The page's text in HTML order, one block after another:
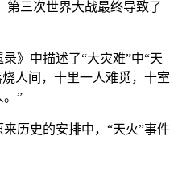
第三次世界大战最终导致了
》中描述了“大灾难”中“天
人间，十里一人难觅，十室
。”
历史的安排中，“天火”事件